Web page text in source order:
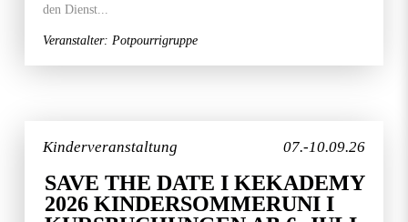
den Dienst...
Veranstalter: Potpourrigruppe
07.-10.09.26
Kinderveranstaltung
SAVE THE DATE I KEKADEMY
2026 KINDERSOMMERUNI I